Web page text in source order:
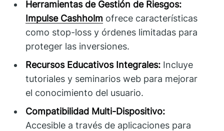
Herramientas de Gestión de Riesgos:
Impulse Cashholm ofrece características
como stop-loss y órdenes limitadas para
proteger las inversiones.
Recursos Educativos Integrales: Incluye
tutoriales y seminarios web para mejorar
el conocimiento del usuario.
Compatibilidad Multi-Dispositivo:
Accesible a través de aplicaciones para